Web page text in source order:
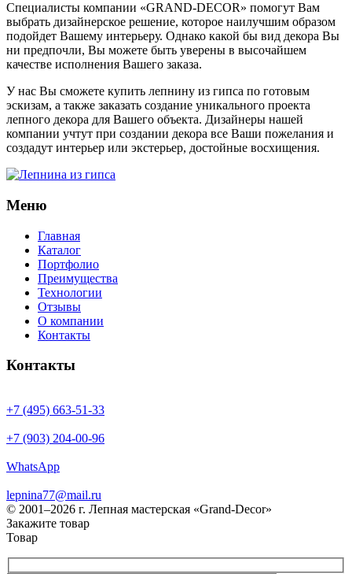
Специалисты компании «GRAND-DECOR» помогут Вам
выбрать дизайнерское решение, которое наилучшим образом
подойдет Вашему интерьеру. Однако какой бы вид декора Вы
ни предпочли, Вы можете быть уверены в высочайшем
качестве исполнения Вашего заказа.
У нас Вы сможете купить лепнину из гипса по готовым
эскизам, а также заказать создание уникального проекта
лепного декора для Вашего объекта. Дизайнеры нашей
компании учтут при создании декора все Ваши пожелания и
создадут интерьер или экстерьер, достойные восхищения.
Меню
Главная
Каталог
Портфолио
Преимущества
Технологии
Отзывы
О компании
Контакты
Контакты
+7 (495) 663-51-33
+7 (903) 204-00-96
WhatsApp
lepnina77@mail.ru
© 2001–2026 г. Лепная мастерская «Grand-Decor»
Закажите товар
Товар